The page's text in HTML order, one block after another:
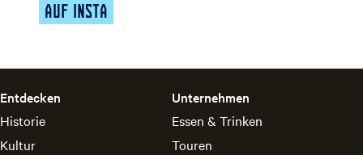
AUF INSTA
Entdecken
Historie
Kultur
Unternehmen
Essen & Trinken
Touren